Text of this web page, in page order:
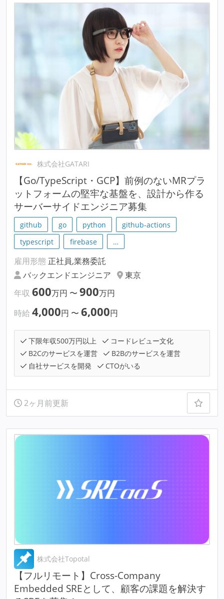
株式会社GATARI
【Go/TypeScript・GCP】前例のないMRプラ
ットフォームの堅牢な基盤を、設計から作る
サーバーサイドエンジニア募集
github go python
github-actions
typescript
firebase …
雇用形態 正社員,業務委託
バックエンドエンジニア
東京
年収 600万円 〜 900万円
時給 4,000円 〜 6,000円
下限年収500万円以上
コードレビュー文化
B2Cのサービスを運営
B2Bのサービスを運営
自社サービスを開発
CTOがいる
2ヶ月前更新
株式会社Topotal
【フルリモート】Cross-Company
Embedded SREとして、顧客の課題を解決す